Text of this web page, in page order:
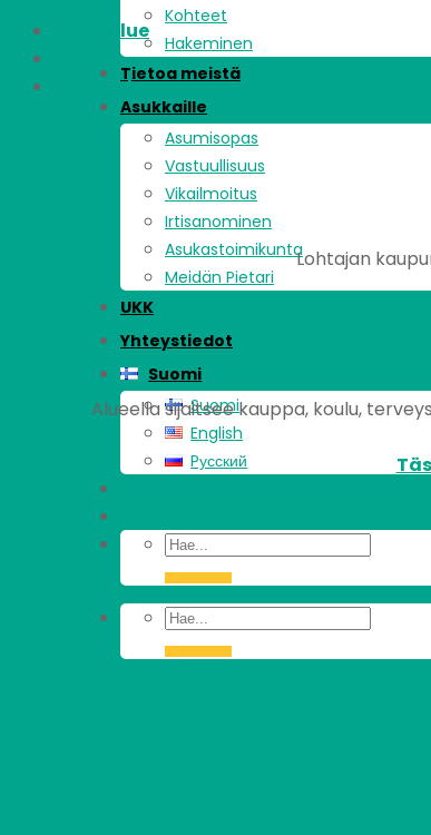
Kohteet
Hakeminen
Tietoa meistä
Asukkaille
Asumisopas
Vastuullisuus
Vikailmoitus
Irtisanominen
Asukastoimikunta
Meidän Pietari
UKK
Yhteystiedot
Suomi
Suomi
English
Pусский
Asuinalue
Asunnot
Lohtajan
Alueella sijaitsee kauppa, koulu,